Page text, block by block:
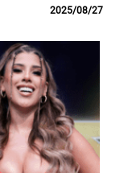
2025/08/27